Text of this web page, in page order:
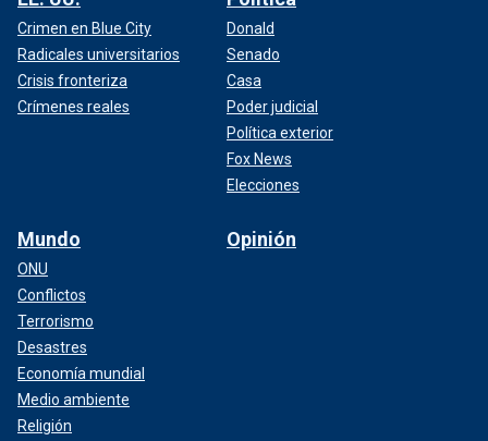
Crimen en Blue City
Radicales universitarios
Crisis fronteriza
Crímenes reales
Donald
Senado
Casa
Poder judicial
Política exterior
Fox News
Elecciones
Mundo
ONU
Conflictos
Terrorismo
Desastres
Economía mundial
Medio ambiente
Religión
Opinión